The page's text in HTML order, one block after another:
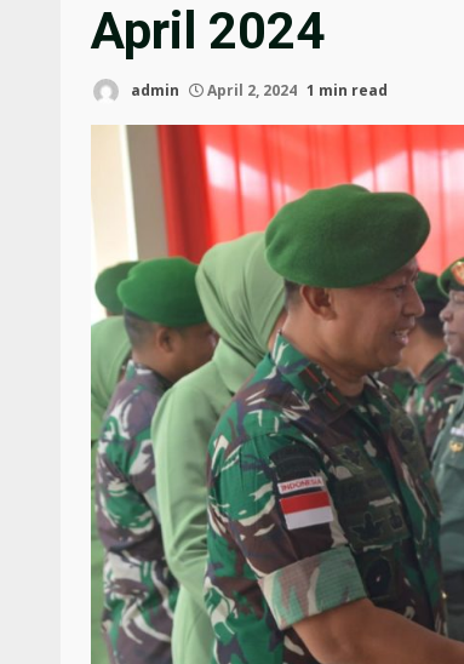
April 2024
admin April 2, 2024 1 min read